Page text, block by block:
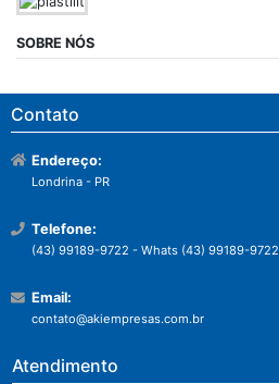
SOBRE NÓS
Contato
Endereço:
Londrina - PR
Telefone:
(43) 99189-9722 - Whats (43) 99189-9722
Email:
contato@akiempresas.com.br
Atendimento